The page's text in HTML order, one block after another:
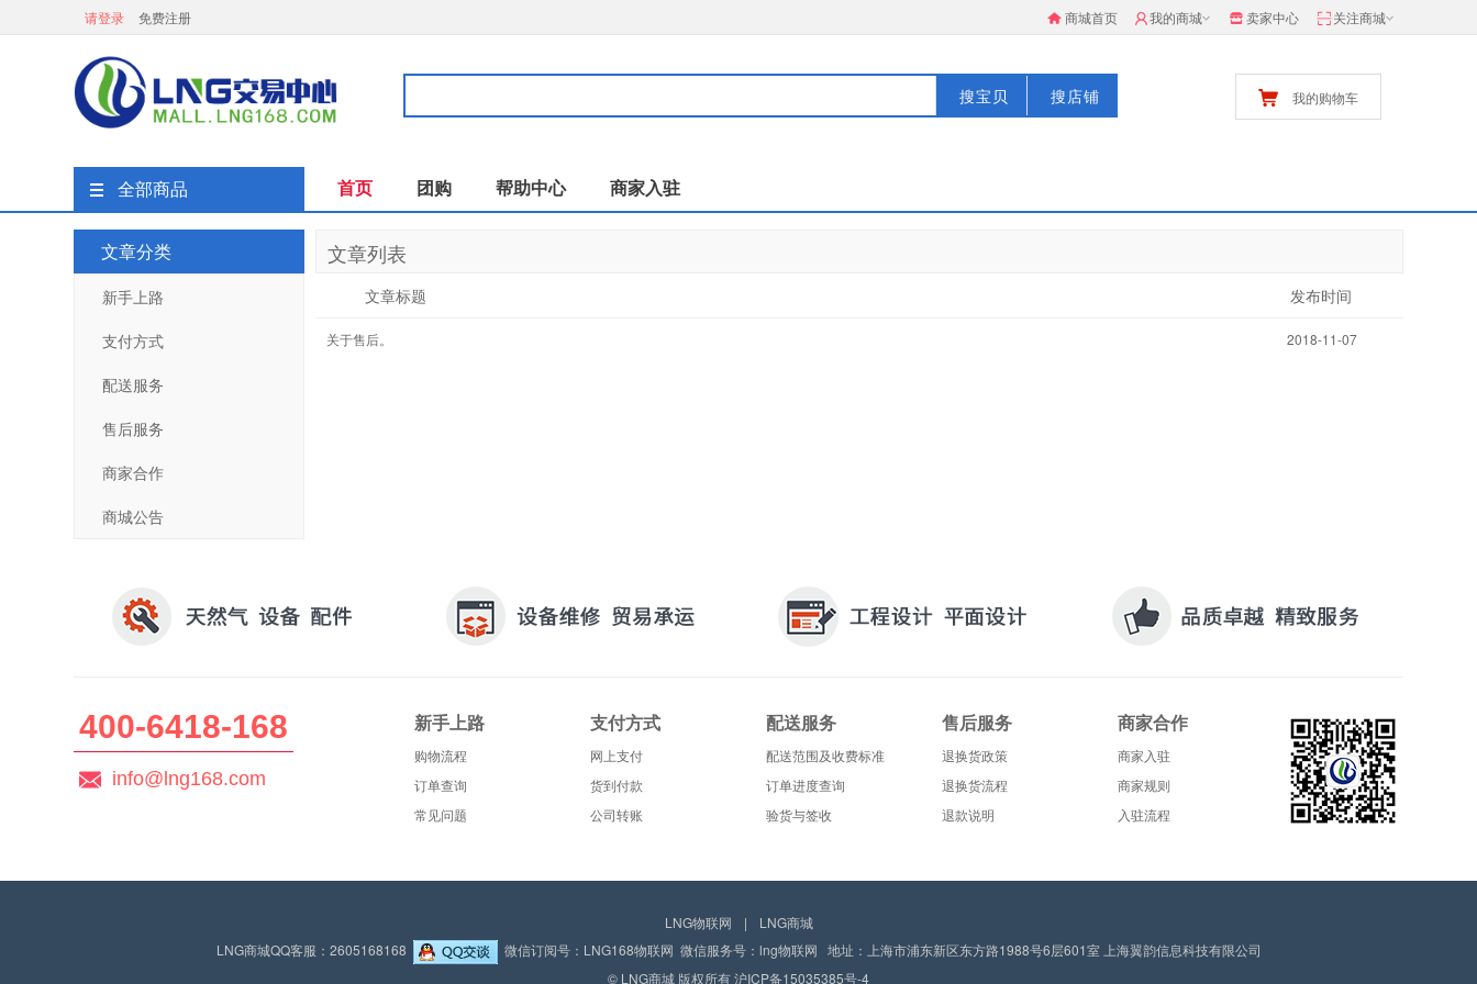
请登录 免费注册 商城首页 我的商城 卖家中心 关注商城
搜店铺
搜宝贝 我的购物车
全部商品 首页 团购 帮助中心 商家入驻
文章分类
新手上路
支付方式
配送服务
售后服务
商家合作
商城公告
文章列表
文章标题 发布时间
关于售后。 2018-11-07
400-6418-168
info@lng168.com
新手上路
购物流程
订单查询
常见问题
支付方式
网上支付
货到付款
公司转账
配送服务
配送范围及收费标准
订单进度查询
验货与签收
售后服务
退换货政策
退换货流程
退款说明
商家合作
商家入驻
商家规则
入驻流程
LNG物联网 |
LNG商城
LNG商城QQ客服：2605168168
微信订阅号：LNG168物联网 微信服务号：lng物联网 地址：上海市浦东新区东方路1988号6层601室 上海翼韵信息科技有限公司
© LNG商城 版权所有沪ICP备15035385号-4